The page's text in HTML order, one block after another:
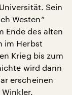
Sein
Westen“
Ende des alten
im Herbst
Krieg bis zum
wird dann
erscheinen